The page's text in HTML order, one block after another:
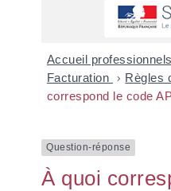
Accueil professionnels
Facturation > Règles
correspond le code
Question-réponse
À quoi